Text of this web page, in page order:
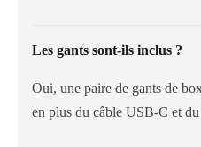
Les gants sont-ils inclus ?
Oui, une paire de gants de
en plus du câble USB-C et